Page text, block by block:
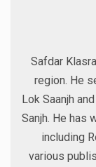
Safdar
region. He
Lok Saanjh
Sanjh. He has
including
various